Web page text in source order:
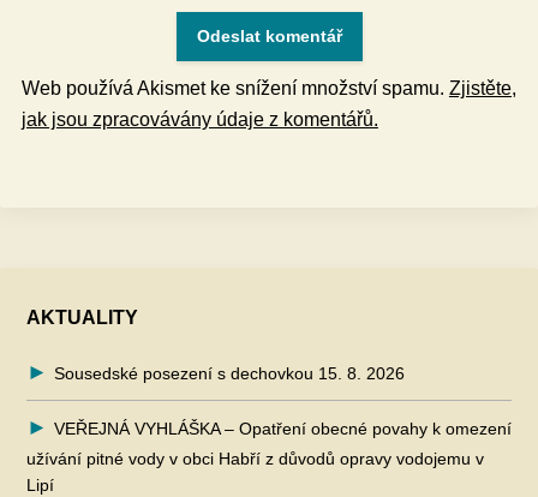
Web používá Akismet ke snížení množství spamu. Zjistěte,
jak jsou zpracovávány údaje z komentářů.
AKTUALITY
Sousedské posezení s dechovkou 15. 8. 2026
VEŘEJNÁ VYHLÁŠKA – Opatření obecné povahy k omezení
užívání pitné vody v obci Habří z důvodů opravy vodojemu v
Lipí